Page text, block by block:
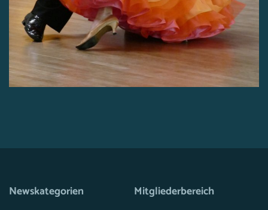
Newskategorien Mitgliederbereich